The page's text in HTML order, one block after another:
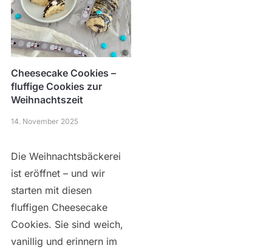
Cheesecake Cookies –
fluffige Cookies zur
Weihnachtszeit
14. November 2025
Die Weihnachtsbäckerei
ist eröffnet – und wir
starten mit diesen
fluffigen Cheesecake
Cookies. Sie sind weich,
vanillig und erinnern im